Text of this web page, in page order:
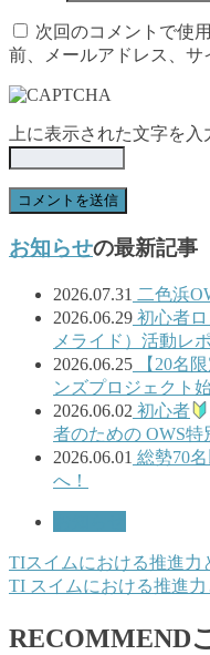
次回のコメントで使
前、メールアドレス、サ
上に表示された文字を入
お知らせの最新記事
2026.07.31 二色浜
2026.06.29 初心者
メライド）活動レ
2026.06.25 【20名
ンズプロジェクト
2026.06.02 初心者
者のための OWS特
2026.06.01 総勢70
へ！
TIスイムにおける推進力
TI スイムにおける推進力
RECOMMEND